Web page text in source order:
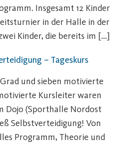
Insgesamt 12 Kinder
in der Halle in der
Kinder, die bereits im […]
– Tageskurs
und sieben motivierte
Kursleiter waren
Dojo (Sporthalle Nordost
Selbstverteidigung! Von
Programm, Theorie und